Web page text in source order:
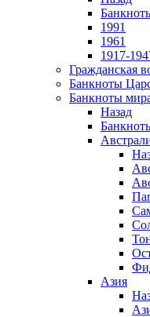
1991
1961
1917-
Гражданская
Банкноты
Банкноты
Назад
Азия